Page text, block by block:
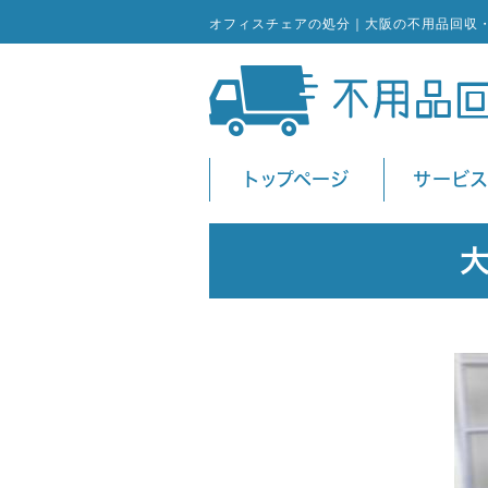
オフィスチェアの処分｜大阪の不用品回収
トップページ サービ